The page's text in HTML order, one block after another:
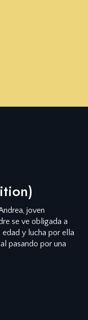
joven
se ve obligada a
y lucha por ella
pasando por una